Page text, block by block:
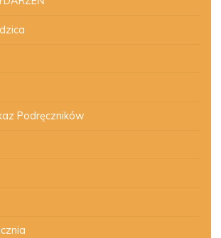
Podręczników